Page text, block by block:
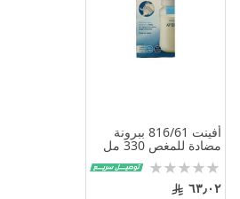
أفينت 816/61 ببرونة
مضادة للمغص 330 مل
Rating:
0%
٦٣٫٠٢